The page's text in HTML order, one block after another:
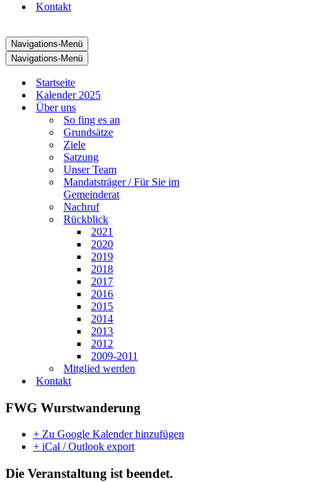
Kontakt
Navigations-Menü
Navigations-Menü
Startseite
Kalender 2025
Über uns
So fing es an
Grundsätze
Ziele
Satzung
Unser Team
Mandatsträger / Für Sie im
Gemeinderat
Nachruf
Rückblick
2021
2020
2019
2018
2017
2016
2015
2014
2013
2012
2009-2011
Mitglied werden
Kontakt
FWG Wurstwanderung
+ Zu Google Kalender hinzufügen
+ iCal / Outlook export
Die Veranstaltung ist beendet.